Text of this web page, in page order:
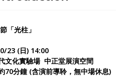
「光柱」
23 (日) 14:00
文化實驗場 中正堂展演空間
70分鐘 (含演前導聆，無中場休息)